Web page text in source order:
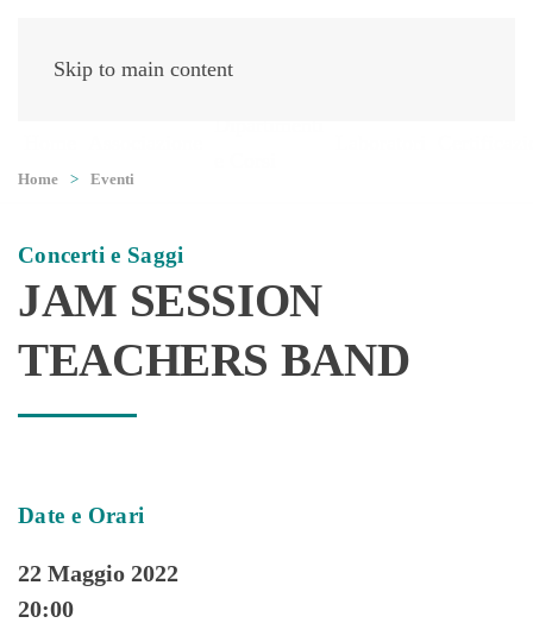
Skip to main content
Home Eventi
Concerti e Saggi
JAM SESSION
TEACHERS BAND
Date e Orari
22 Maggio 2022
20:00